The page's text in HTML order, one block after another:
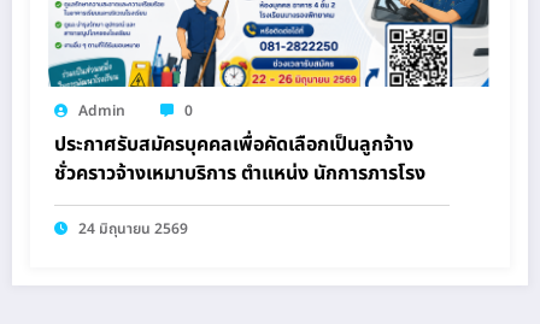
Admin 0
ประกาศรับสมัครบุคคลเพื่อคัดเลือกเป็นลูกจ้าง
ชั่วคราวจ้างเหมาบริการ ตำแหน่ง นักการภารโรง
24 มิถุนายน 2569